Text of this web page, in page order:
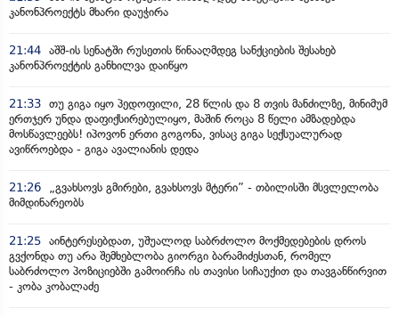
კანონპროექტს მხარი დაუჭირა
21:44 აშშ-ის სენატში რუსეთის წინააღმდეგ სანქციების შესახებ
კანონპროექტის განხილვა დაიწყო
21:33 თუ გიგა იყო პედოფილი, 28 წლის და 8 თვის მანძილზე, მინიმუმ
ერთჯერ უნდა დაფიქსირებულიყო, მაშინ როცა 8 წელი ამზადებდა
მოსწავლეებს! იპოვონ ერთი გოგონა, ვისაც გიგა სექსუალურად
ავიწროებდა - გიგა ავალიანის დედა
21:26
„გვახსოვს გმირები, გვახსოვს მტერი” - თბილისში მსვლელობა
მიმდინარეობს
21:25 აინტერესებდათ, უშუალოდ საბრძოლო მოქმედებების დროს
გვქონდა თუ არა შემხებლობა გიორგი ბარამიძესთან, რომელ
საბრძოლო პოზიციებში გამოირჩა ის თავისი სიჩაუქით და თავგანწირვით
- კობა კობალაძე